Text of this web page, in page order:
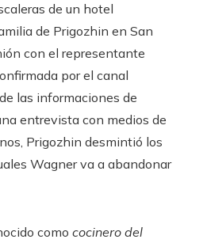
de un hotel
de Prigozhin en San
con el representante
por el canal
las informaciones de
entrevista con medios de
Prigozhin desmintió los
Wagner va a abandonar
como cocinero del